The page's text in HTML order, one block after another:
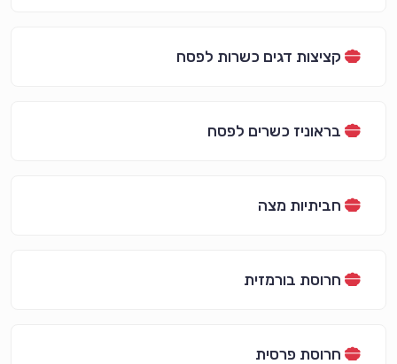
קציצות דגים כשרות לפסח
בראוניז כשרים לפסח
חביתיות מצה
חרוסת בורמזית
חרוסת פרסית